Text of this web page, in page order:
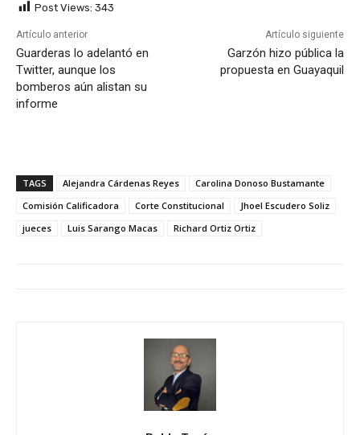
Post Views: 343
Artículo anterior
Guarderas lo adelantó en
Twitter, aunque los
bomberos aún alistan su
informe
Artículo siguiente
Garzón hizo pública la
propuesta en Guayaquil
TAGS Alejandra Cárdenas Reyes
Carolina Donoso Bustamante
Comisión Calificadora
Corte Constitucional
Jhoel Escudero Soliz
jueces
Luis Sarango Macas Richard Ortiz Ortiz